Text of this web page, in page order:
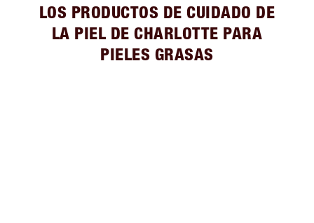
LOS PRODUCTOS DE CUIDADO DE
LA PIEL DE CHARLOTTE PARA
PIELES GRASAS